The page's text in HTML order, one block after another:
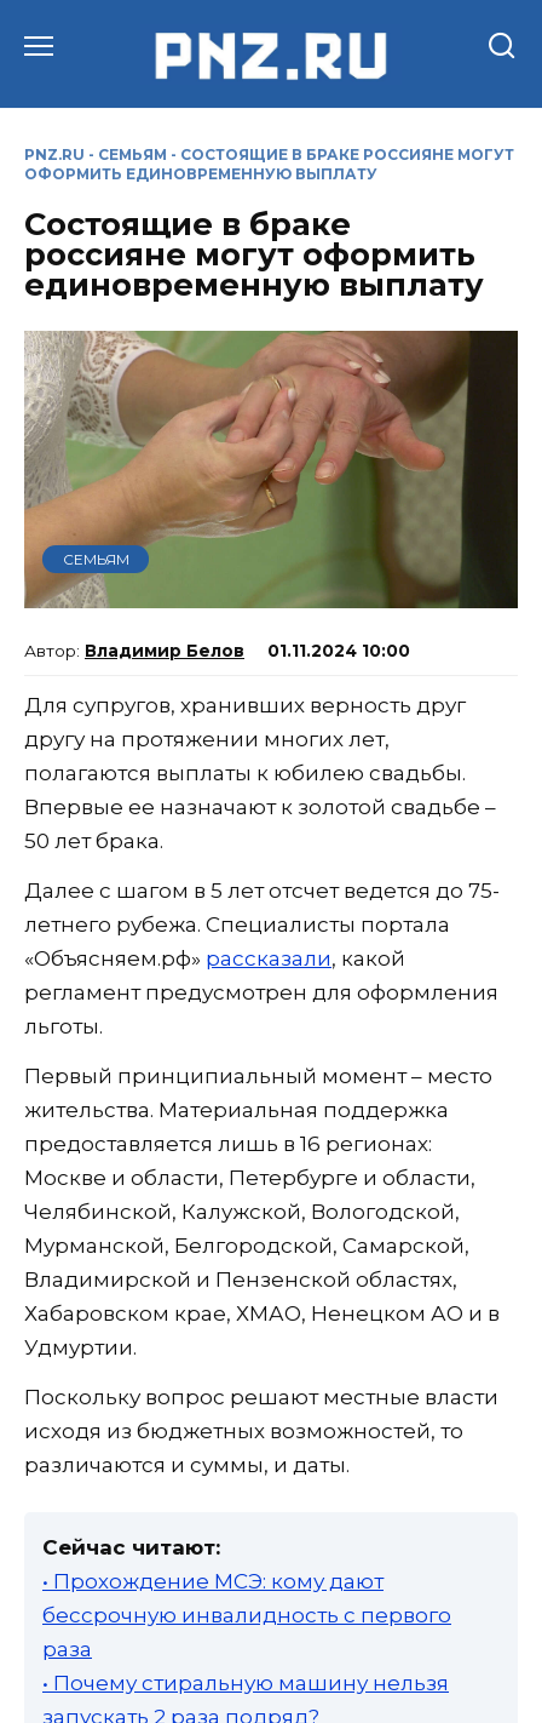
PNZ.RU - СЕМЬЯМ - СОСТОЯЩИЕ В БРАКЕ РОССИЯНЕ МОГУТ
ОФОРМИТЬ ЕДИНОВРЕМЕННУЮ ВЫПЛАТУ
Состоящие в браке
россияне могут оформить
единовременную выплату
СЕМЬЯМ
Владимир Белов 01.11.2024 10:00
Для супругов, хранивших верность друг
другу на протяжении многих лет,
полагаются выплаты к юбилею свадьбы.
Впервые ее назначают к золотой свадьбе –
50 лет брака.
Далее с шагом в 5 лет отсчет ведется до 75-
летнего рубежа. Специалисты портала
«Объясняем.рф» рассказали, какой
регламент предусмотрен для оформления
льготы.
Первый принципиальный момент – место
жительства. Материальная поддержка
предоставляется лишь в 16 регионах:
Москве и области, Петербурге и области,
Челябинской, Калужской, Вологодской,
Мурманской, Белгородской, Самарской,
Владимирской и Пензенской областях,
Хабаровском крае, ХМАО, Ненецком АО и в
Удмуртии.
Поскольку вопрос решают местные власти
исходя из бюджетных возможностей, то
различаются и суммы, и даты.
Сейчас читают:
• Прохождение МСЭ: кому дают
бессрочную инвалидность с первого
раза
• Почему стиральную машину нельзя
запускать 2 раза подряд?